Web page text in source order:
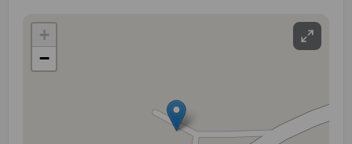
+
−